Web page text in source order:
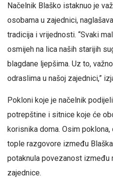
Načelnik Blaško istaknuo je
osobama u zajednici,
tradicija i vrijednosti. “Svaki
osmijeh na lica naših starijih
blagdane ljepšima. Uz to,
odraslima u našoj zajednici,”
Pokloni koje je načelnik
potrepštine i sitnice koje će
korisnika doma. Osim
tople razgovore između
potaknula povezanost između
zajednice.